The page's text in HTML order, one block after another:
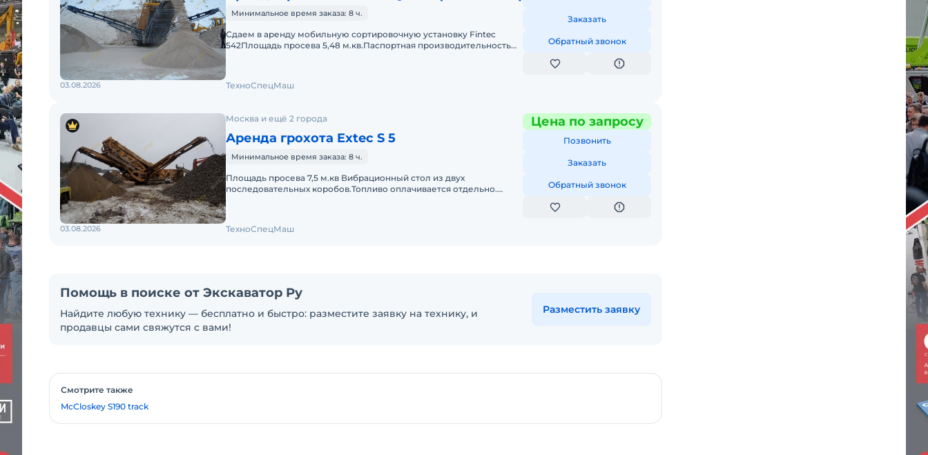
Минимальное время заказа: 8 ч.
Сдаем в аренду мобильную сортировочную установку Fintec
542Площадь просева 5,48 м.кв.Паспортная производительность
Заказать
Обратный звонок
03.08.2026 ТехноСпецМаш
Москва и ещё 2 города
Аренда грохота Extec S 5
Минимальное время заказа: 8 ч.
Площадь просева 7,5 м.кв Вибрационный стол из двух
последовательных коробов.Топливо оплачивается отдельно.
Цена по запросу
Позвонить
Заказать
Обратный звонок
03.08.2026 ТехноСпецМаш
Помощь в поиске от Экскаватор Ру
Найдите любую технику — бесплатно и быстро: разместите заявку на технику, и
продавцы сами свяжутся с вами!
Разместить заявку
Смотрите также
McCloskey S190 track